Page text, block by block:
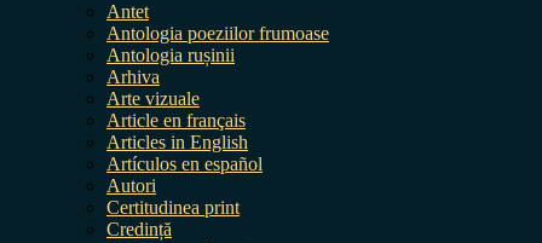
Antet
Antologia poeziilor frumoase
Antologia rușinii
Arhiva
Arte vizuale
Article en français
Articles in English
Artículos en español
Autori
Certitudinea print
Credință